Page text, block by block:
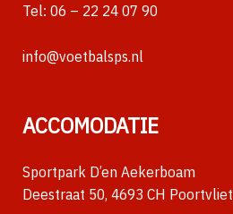
Tel: 06 – 22 24 07 90
info@voetbalsps.nl
ACCOMODATIE
Sportpark D’en Aekerboam
Deestraat 50, 4693 CH Poortvliet